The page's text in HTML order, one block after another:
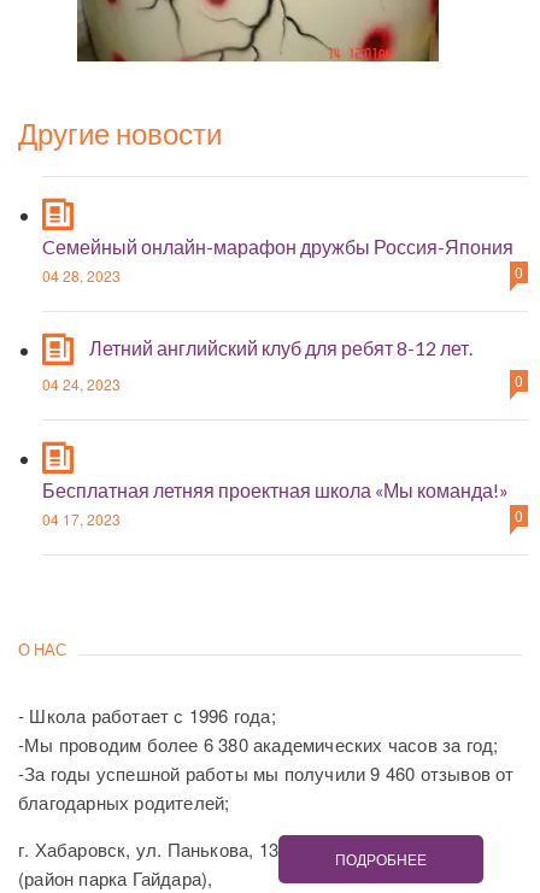
Другие новости
Cемейный онлайн-марафон дружбы Россия-Япония
04 28, 2023 0
Летний английский клуб для ребят 8-12 лет.
04 24, 2023 0
Бесплатная летняя проектная школа «Мы команда!»
04 17, 2023 0
О НАС
- Школа работает с 1996 года;
-Мы проводим более 6 380 академических часов за год;
-За годы успешной работы мы получили 9 460 отзывов от
благодарных родителей;
г. Хабаровск, ул. Панькова, 13
(район парка Гайдара),
ПОДРОБНЕЕ